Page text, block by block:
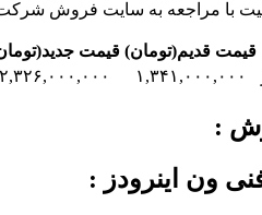
با مراجعه به سایت فروش شرکت
قیمت قدیم(تومان) قیمت
۱,۳۴۱,۰۰۰,۰۰۰ ۲,۳۲۶,۰۰۰,۰۰۰
:
ون اینرودز :